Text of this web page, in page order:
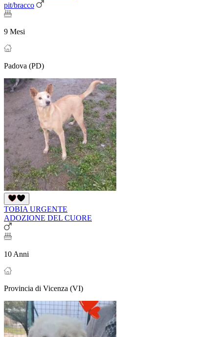
pit/bracco
9 Mesi
Padova (PD)
TOBIA URGENTE
ADOZIONE DEL CUORE
10 Anni
Provincia di Vicenza (VI)